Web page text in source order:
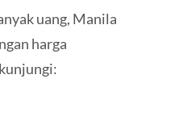
uang, Manila
harga